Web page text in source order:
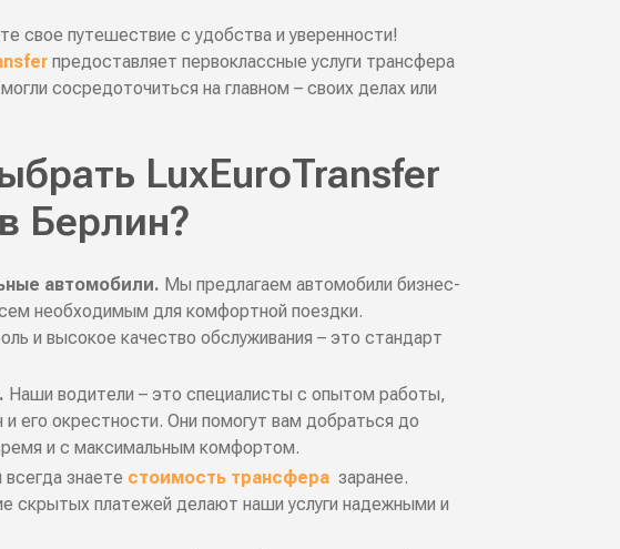
свое путешествие с удобства и уверенности!
предоставляет первоклассные услуги трансфера
сосредоточиться на главном – своих делах или
LuxEuroTransfer
Берлин?
автомобили. Мы предлагаем автомобили бизнес-
необходимым для комфортной поездки.
и высокое качество обслуживания – это стандарт
Наши водители – это специалисты с опытом работы,
его окрестности. Они помогут вам добраться до
и с максимальным комфортом.
знаете стоимость трансфера заранее.
скрытых платежей делают наши услуги надежными и